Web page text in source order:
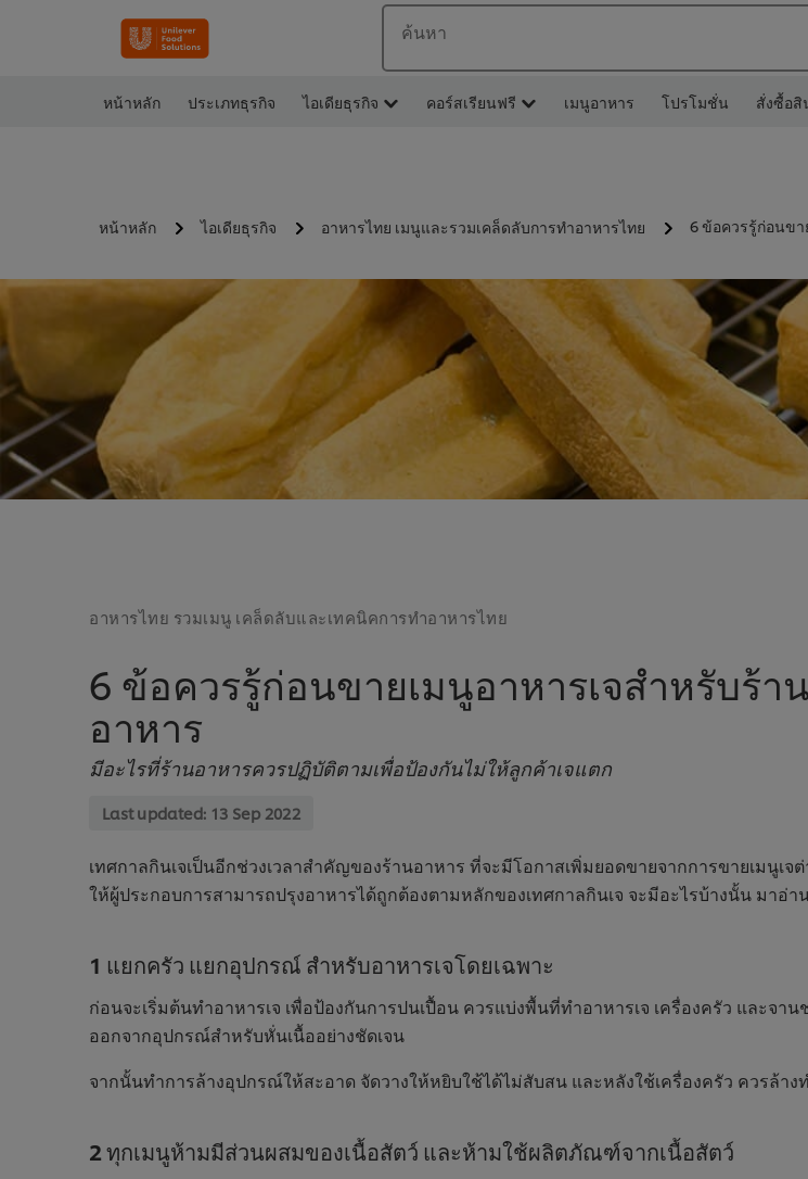
ค้นหา
หน้าหลัก ประเภทธุรกิจ ไอเดียธุรกิจ คอร์สเรียนฟรี เมนูอาหาร โปรโมชั่น สั่งซื้อสิ
หน้าหลัก ไอเดียธุรกิจ อาหารไทย เมนูและรวมเคล็ดลับการทำอาหารไทย 6 ข้อควรรู้ก่อนขา
อาหารไทย รวมเมนู เคล็ดลับและเทคนิคการทำอาหารไทย
6 ข้อควรรู้ก่อนขายเมนูอาหารเจสำหรับร้าน
อาหาร
มีอะไรที่ร้านอาหารควรปฏิบัติตามเพื่อป้องกันไม่ให้ลูกค้าเจแตก
Last updated: 13 Sep 2022
เทศกาลกินเจเป็นอีกช่วงเวลาสำคัญของร้านอาหาร ที่จะมีโอกาสเพิ่มยอดขายจากการขายเมนูเจ
ให้ผู้ประกอบการสามารถปรุงอาหารได้ถูกต้องตามหลักของเทศกาลกินเจ จะมีอะไรบ้างนั้น มาอ่า
1 แยกครัว แยกอุปกรณ์ สำหรับอาหารเจโดยเฉพาะ
ก่อนจะเริ่มต้นทำอาหารเจ เพื่อป้องกันการปนเปื้อน ควรแบ่งพื้นที่ทำอาหารเจ เครื่องครัว และจ
ออกจากอุปกรณ์สำหรับหั่นเนื้ออย่างชัดเจน
จากนั้นทำการล้างอุปกรณ์ให้สะอาด จัดวางให้หยิบใช้ได้ไม่สับสน และหลังใช้เครื่องครัว ควรล้า
2 ทุกเมนูห้ามมีส่วนผสมของเนื้อสัตว์ และห้ามใช้ผลิตภัณฑ์จากเนื้อสัตว์